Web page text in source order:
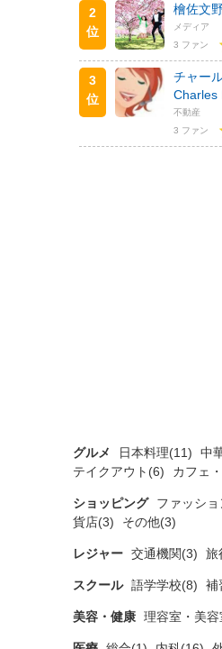
2
位
檜佐文
メディア
3 ファン
3
位
チャー
Charles
不動産
3 ファン
グルメ 日本料理(11) 中
テイクアウト(6)
カフェ
ショッピング ファッシ
貨店(3)
その他(3)
レジャー 交通機関(3) 旅
スクール 語学学校(8) 補
美容・健康 理容室・美